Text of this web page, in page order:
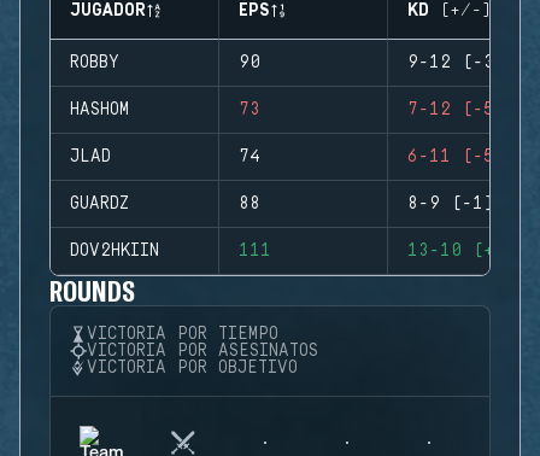
JUGADOR EPS KD (+/-)
ROBBY 90 9-12 (-3)
HASHOM 73 7-12 (-5)
JLAD 74 6-11 (-5)
GUARDZ 88 8-9 (-1)
DOV2HKIIN 111 13-10 (+3)
ROUNDS
VICTORIA POR TIEMPO
VICTORIA POR ASESINATOS
VICTORIA POR OBJETIVO